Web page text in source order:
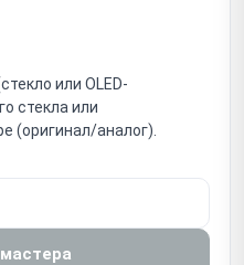
Home (привязана к
камера
громкоговоритель
или OLED-
стекла или
(оригинал/аналог).